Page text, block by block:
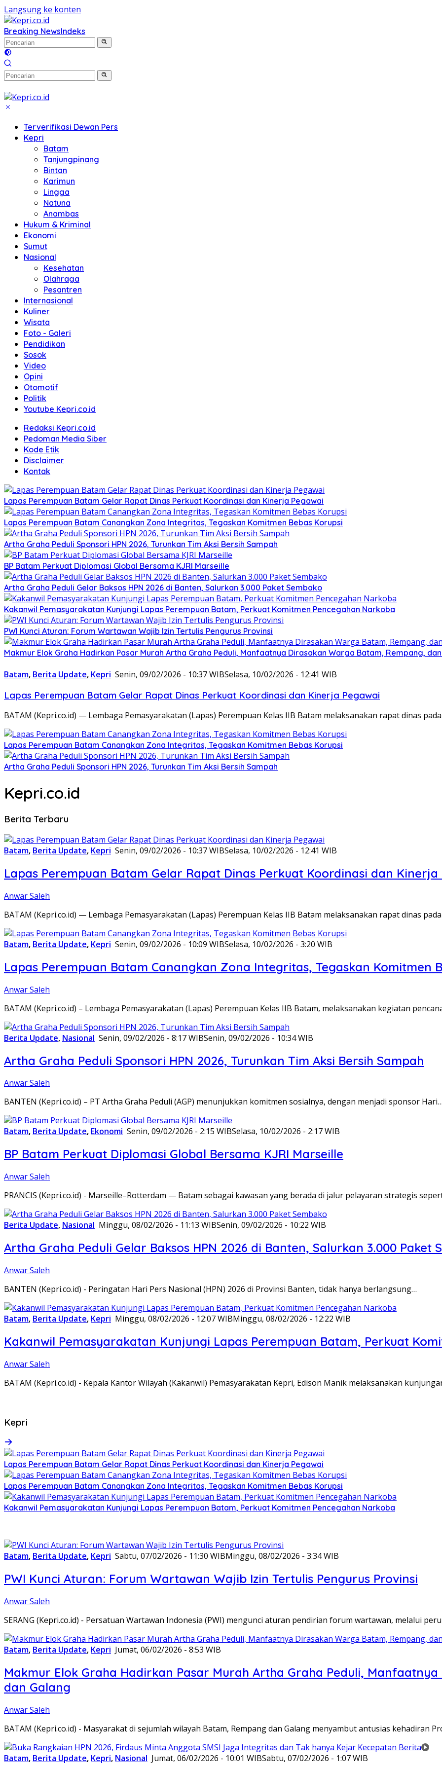
Langsung ke konten
Breaking NewsIndeks
Terverifikasi Dewan Pers
Kepri
Batam
Tanjungpinang
Bintan
Karimun
Lingga
Natuna
Anambas
Hukum & Kriminal
Ekonomi
Sumut
Nasional
Kesehatan
Olahraga
Pesantren
Internasional
Kuliner
Wisata
Foto - Galeri
Pendidikan
Sosok
Video
Opini
Otomotif
Politik
Youtube Kepri.co.id
Redaksi Kepri.co.id
Pedoman Media Siber
Kode Etik
Disclaimer
Kontak
Lapas Perempuan Batam Gelar Rapat Dinas Perkuat Koordinasi dan Kinerja Pegawai
Lapas Perempuan Batam Canangkan Zona Integritas, Tegaskan Komitmen Bebas Korupsi
Artha Graha Peduli Sponsori HPN 2026, Turunkan Tim Aksi Bersih Sampah
BP Batam Perkuat Diplomasi Global Bersama KJRI Marseille
Artha Graha Peduli Gelar Baksos HPN 2026 di Banten, Salurkan 3.000 Paket Sembako
Kakanwil Pemasyarakatan Kunjungi Lapas Perempuan Batam, Perkuat Komitmen Pencegahan Narkoba
PWI Kunci Aturan: Forum Wartawan Wajib Izin Tertulis Pengurus Provinsi
Makmur Elok Graha Hadirkan Pasar Murah Artha Graha Peduli, Manfaatnya Dirasakan Warga Batam, Rempang,
Batam, Berita Update, Kepri Senin, 09/02/2026 - 10:37 WIBSelasa, 10/02/2026 - 12:41 WIB
Lapas Perempuan Batam Gelar Rapat Dinas Perkuat Koordinasi dan Kinerja Pegawai
BATAM (Kepri.co.id) — Lembaga Pemasyarakatan (Lapas) Perempuan Kelas IIB Batam melaksanakan rapat dinas
Lapas Perempuan Batam Canangkan Zona Integritas, Tegaskan Komitmen Bebas Korupsi
Artha Graha Peduli Sponsori HPN 2026, Turunkan Tim Aksi Bersih Sampah
Kepri.co.id
Berita Terbaru
Batam, Berita Update, Kepri Senin, 09/02/2026 - 10:37 WIBSelasa, 10/02/2026 - 12:41 WIB
Lapas Perempuan Batam Gelar Rapat Dinas Perkuat Koordinasi dan Kinerja
Anwar Saleh
BATAM (Kepri.co.id) — Lembaga Pemasyarakatan (Lapas) Perempuan Kelas IIB Batam melaksanakan rapat dinas
Batam, Berita Update, Kepri Senin, 09/02/2026 - 10:09 WIBSelasa, 10/02/2026 - 3:20 WIB
Lapas Perempuan Batam Canangkan Zona Integritas, Tegaskan Komitmen
Anwar Saleh
BATAM (Kepri.co.id) – Lembaga Pemasyarakatan (Lapas) Perempuan Kelas IIB Batam, melaksanakan kegiatan
Berita Update, Nasional Senin, 09/02/2026 - 8:17 WIBSenin, 09/02/2026 - 10:34 WIB
Artha Graha Peduli Sponsori HPN 2026, Turunkan Tim Aksi Bersih Sampah
Anwar Saleh
BANTEN (Kepri.co.id) – PT Artha Graha Peduli (AGP) menunjukkan komitmen sosialnya, dengan menjadi sponsor Hari…
Batam, Berita Update, Ekonomi Senin, 09/02/2026 - 2:15 WIBSelasa, 10/02/2026 - 2:17 WIB
BP Batam Perkuat Diplomasi Global Bersama KJRI Marseille
Anwar Saleh
PRANCIS (Kepri.co.id) - Marseille–Rotterdam — Batam sebagai kawasan yang berada di jalur pelayaran strategis
Berita Update, Nasional Minggu, 08/02/2026 - 11:13 WIBSenin, 09/02/2026 - 10:22 WIB
Artha Graha Peduli Gelar Baksos HPN 2026 di Banten, Salurkan 3.000 Paket
Anwar Saleh
BANTEN (Kepri.co.id) - Peringatan Hari Pers Nasional (HPN) 2026 di Provinsi Banten, tidak hanya berlangsung…
Batam, Berita Update, Kepri Minggu, 08/02/2026 - 12:07 WIBMinggu, 08/02/2026 - 12:22 WIB
Kakanwil Pemasyarakatan Kunjungi Lapas Perempuan Batam, Perkuat
Anwar Saleh
BATAM (Kepri.co.id) - Kepala Kantor Wilayah (Kakanwil) Pemasyarakatan Kepri, Edison Manik melaksanakan
Kepri
Lapas Perempuan Batam Gelar Rapat Dinas Perkuat Koordinasi dan Kinerja Pegawai
Lapas Perempuan Batam Canangkan Zona Integritas, Tegaskan Komitmen Bebas Korupsi
Kakanwil Pemasyarakatan Kunjungi Lapas Perempuan Batam, Perkuat Komitmen Pencegahan Narkoba
Batam, Berita Update, Kepri Sabtu, 07/02/2026 - 11:30 WIBMinggu, 08/02/2026 - 3:34 WIB
PWI Kunci Aturan: Forum Wartawan Wajib Izin Tertulis Pengurus Provinsi
Anwar Saleh
SERANG (Kepri.co.id) - Persatuan Wartawan Indonesia (PWI) mengunci aturan pendirian forum wartawan, melalui
Batam, Berita Update, Kepri Jumat, 06/02/2026 - 8:53 WIB
Makmur Elok Graha Hadirkan Pasar Murah Artha Graha Peduli,
dan Galang
Anwar Saleh
BATAM (Kepri.co.id) - Masyarakat di sejumlah wilayah Batam, Rempang dan Galang menyambut antusias kehadiran
Batam, Berita Update, Kepri, Nasional Jumat, 06/02/2026 - 10:01 WIBSabtu, 07/02/2026 - 1:07 WIB